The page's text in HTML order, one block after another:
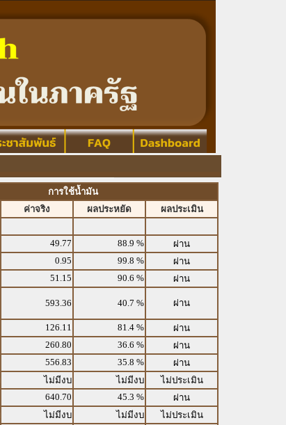
การใช้น้ำมัน
ค่าจริง ผลประหยัด
ผลประเมิน
49.77 88.9 %
ผ่าน
0.95 99.8 %
ผ่าน
51.15 90.6 %
ผ่าน
593.36 40.7 % ผ่าน
126.11 81.4 %
ผ่าน
260.80 36.6 %
ผ่าน
556.83 35.8 %
ผ่าน
ไม่มีงบ ไม่มีงบ
ไม่ประเมิน
640.70 45.3 %
ผ่าน
ไม่มีงบ ไม่มีงบ
ไม่ประเมิน